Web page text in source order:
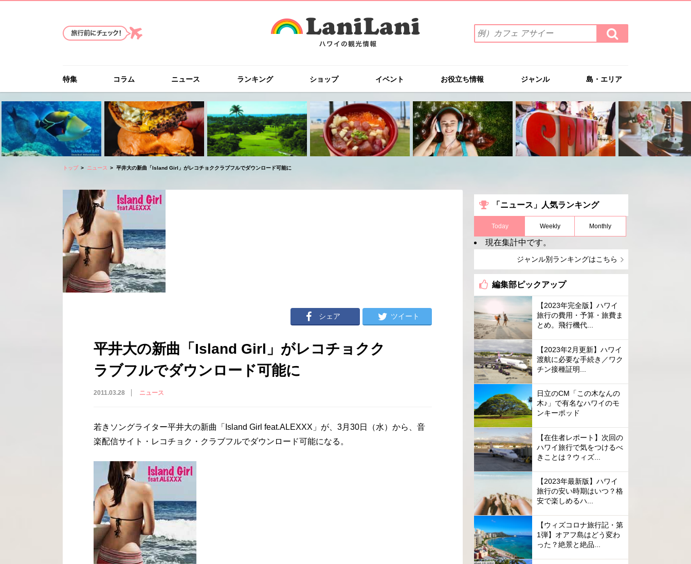
索
ワ
を
入
力
(例）
カ
フ
ェ
イ
ー
検
索
す
特集 コラム ニュース ランキング ショップ イベント お役立ち情報 ジャンル 島・エリア
トップ ニュース 平井大の新曲「Island Girl」がレコチョククラブフルでダウンロード可能に
シェア ツイート
平井大の新曲「Island Girl」がレコチョクク
ラブフルでダウンロード可能に
2011.03.28 ニュース
若きソングライター平井大の新曲「Island Girl feat.ALEXXX」が、3月30日（水）から、音
楽配信サイト・レコチョク・クラブフルでダウンロード可能になる。
「ニュース」人気ランキング
Today Weekly Monthly
現在集計中です。
ジャンル別ランキングはこちら
編集部ピックアップ
【2023年完全版】ハワイ
旅行の費用・予算・旅費ま
とめ。飛行機代...
【2023年2月更新】ハワイ
渡航に必要な手続き／ワク
チン接種証明...
日立のCM「この木なんの
木♪」で有名なハワイのモ
ンキーポッド
【在住者レポート】次回の
ハワイ旅行で気をつけるべ
きことは？ウィズ...
【2023年最新版】ハワイ
旅行の安い時期はいつ？格
安で楽しめるハ...
【ウィズコロナ旅行記・第
1弾】オアフ島はどう変わ
った？絶景と絶品...